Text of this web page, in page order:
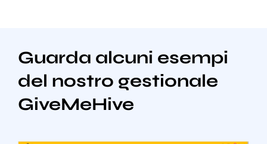
Guarda alcuni esempi
del nostro gestionale
GiveMeHive